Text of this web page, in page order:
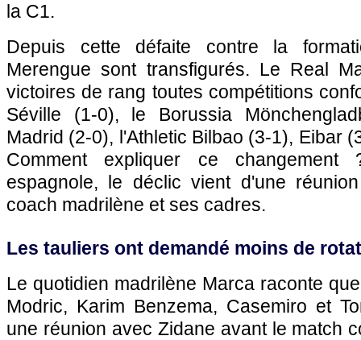
la C1.
Depuis cette défaite contre la
Merengue sont transfigurés. Le Real
victoires de rang toutes compétitions
Séville (1-0), le Borussia
Madrid (2-0), l'Athletic Bilbao (3-1), Eibar
Comment expliquer ce
espagnole, le déclic vient d'une
coach madrilène et ses cadres.
Les tauliers ont demandé moins de
Le quotidien madrilène Marca raconte
Modric, Karim Benzema, Casemiro et
une réunion avec Zidane avant le match